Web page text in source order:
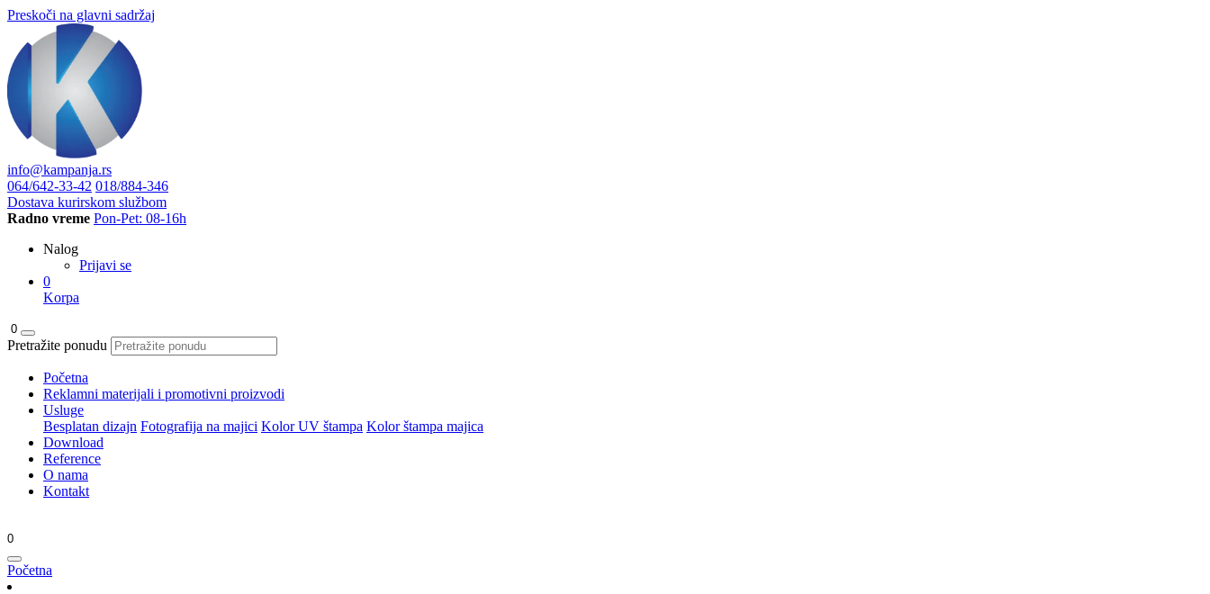
Preskoči na glavni sadržaj
info@kampanja.rs
064/642-33-42 018/884-346
Dostava kurirskom službom
Radno vreme Pon-Pet: 08-16h
Nalog
Prijavi se
0
Korpa
0
Pretražite ponudu
Početna
Reklamni materijali i promotivni proizvodi
Usluge
Besplatan dizajn Fotografija na majici Kolor UV štampa Kolor štampa majica
Download
Reference
O nama
Kontakt
0
Početna